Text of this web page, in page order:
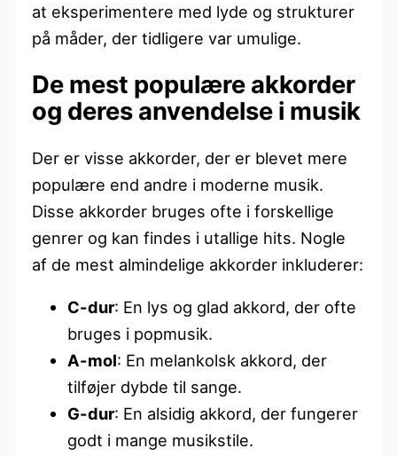
at eksperimentere med lyde og strukturer
på måder, der tidligere var umulige.
De mest populære akkorder
og deres anvendelse i musik
Der er visse akkorder, der er blevet mere
populære end andre i moderne musik.
Disse akkorder bruges ofte i forskellige
genrer og kan findes i utallige hits. Nogle
af de mest almindelige akkorder inkluderer:
C-dur: En lys og glad akkord, der ofte
bruges i popmusik.
A-mol: En melankolsk akkord, der
tilføjer dybde til sange.
G-dur: En alsidig akkord, der fungerer
godt i mange musikstile.